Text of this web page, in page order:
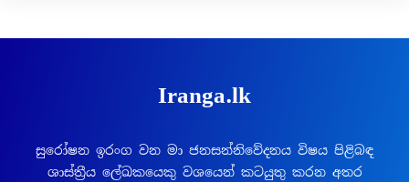
Iranga.lk
සුරෝෂන ඉරංග වන මා ජනසන්නිවේදනය විෂය පිළිබඳ
ශාස්ත්‍රීය ලේඛකයෙකු වශයෙන් කටයුතු කරන අතර